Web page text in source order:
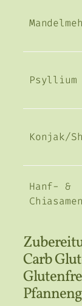
Psyllium
Konjak/
Hanf- &
Chiasamen
Carb